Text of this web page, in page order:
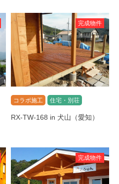
完成物件
コラボ施工 住宅・別荘
RX-TW-168 in 犬山（愛知）
完成物件